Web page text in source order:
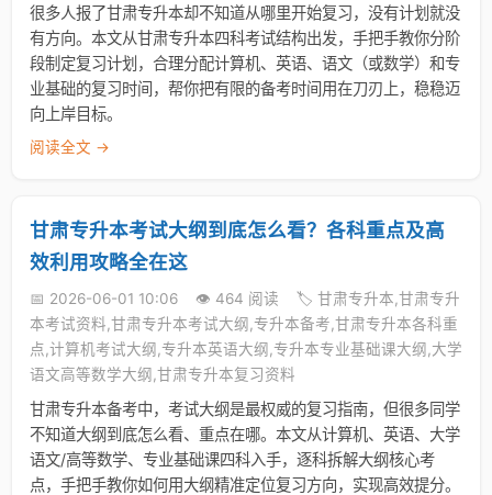
很多人报了甘肃专升本却不知道从哪里开始复习，没有计划就没
有方向。本文从甘肃专升本四科考试结构出发，手把手教你分阶
段制定复习计划，合理分配计算机、英语、语文（或数学）和专
业基础的复习时间，帮你把有限的备考时间用在刀刃上，稳稳迈
向上岸目标。
阅读全文 →
甘肃专升本考试大纲到底怎么看？各科重点及高
效利用攻略全在这
📅 2026-06-01 10:06 👁️ 464 阅读
🏷️ 甘肃专升本,甘肃专升
本考试资料,甘肃专升本考试大纲,专升本备考,甘肃专升本各科重
点,计算机考试大纲,专升本英语大纲,专升本专业基础课大纲,大学
语文高等数学大纲,甘肃专升本复习资料
甘肃专升本备考中，考试大纲是最权威的复习指南，但很多同学
不知道大纲到底怎么看、重点在哪。本文从计算机、英语、大学
语文/高等数学、专业基础课四科入手，逐科拆解大纲核心考
点，手把手教你如何用大纲精准定位复习方向，实现高效提分。